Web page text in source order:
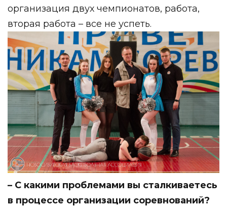
организация двух чемпионатов, работа,
вторая работа – все не успеть.
– С какими проблемами вы сталкиваетесь
в процессе организации соревнований?